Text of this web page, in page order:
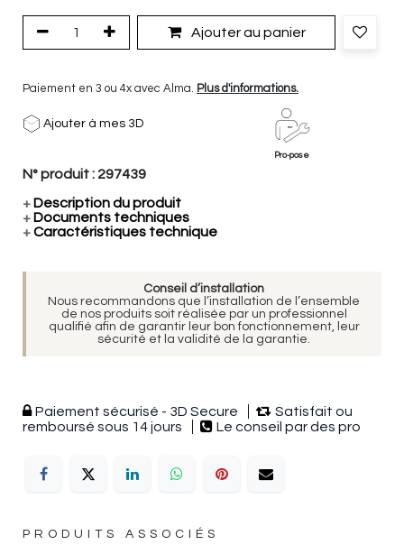
Ajouter au panier
Paiement en 3 ou 4x avec Alma. Plus d'informations.
Ajouter à mes 3D
Pro-pose
N° produit : 297439
+ Description du produit
+ Documents techniques
+Caractéristiques technique
Conseil d’installation
Nous recommandons que l’installation de l’ensemble
de nos produits soit réalisée par un professionnel
qualifié afin de garantir leur bon fonctionnement, leur
sécurité et la validité de la garantie.
Paiement sécurisé - 3D Secure
Satisfait ou
remboursé sous 14 jours
Le conseil par des pro
PRODUITS ASSOCIÉS